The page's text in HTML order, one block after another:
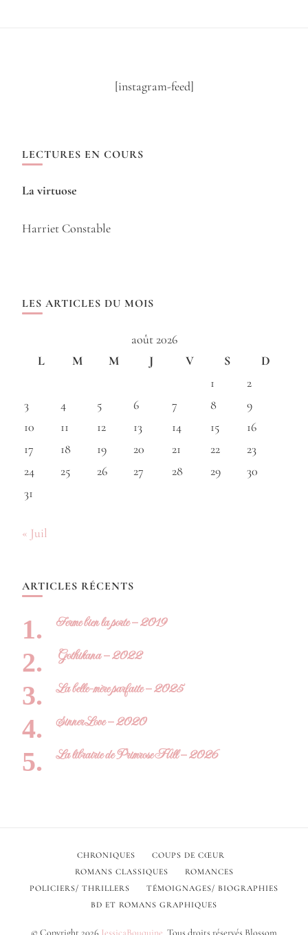
[instagram-feed]
LECTURES EN COURS
La virtuose
Harriet Constable
LES ARTICLES DU MOIS
août 2026
L
M M J V S
D
1
2
3
4 5 6 7 8
9
10
11 12 13 14 15
16
17
18 19 20 21 22
23
24
25 26 27 28 29
30
31
« Juil
ARTICLES RÉCENTS
Ferme bien la porte – 2019
Gothikana – 2022
La belle-mère parfaite – 2025
Sinner Love – 2020
La librairie de Primrose Hill – 2026
© Copyright 2026 JessicaBouquine . Tous droits réservés. Blossom
CHRONIQUES
COUPS DE CŒUR
ROMANS CLASSIQUES
ROMANCES
POLICIERS/ THRILLERS
TÉMOIGNAGES/ BIOGRAPHIES
BD ET ROMANS GRAPHIQUES